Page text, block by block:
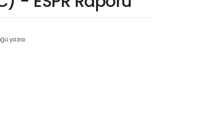
yazısı